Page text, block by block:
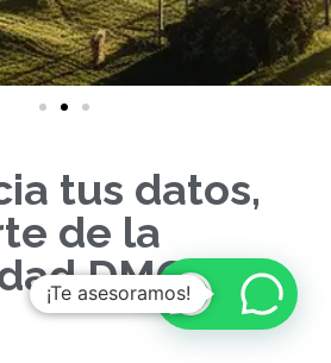
tus datos,
de la
DMC
¡Te asesoramos!